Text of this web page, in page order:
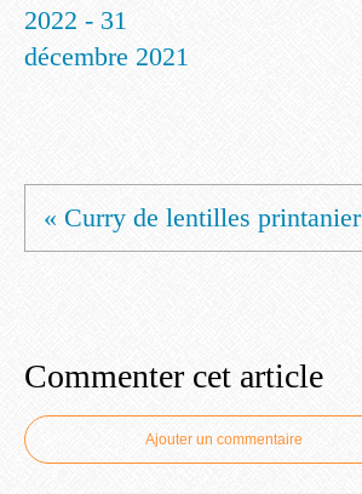
2022 - 31
décembre 2021
« Curry de lentilles printanier
Commenter cet article
Ajouter un commentaire